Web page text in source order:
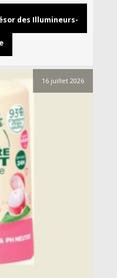
des Illumineurs-
16 juillet 2026